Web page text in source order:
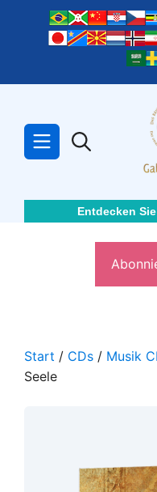
springen
Entdecken
Start / CDs / Musik
Seele